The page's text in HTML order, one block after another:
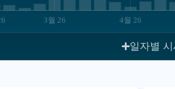
3월 26 4월 26
일자별 시